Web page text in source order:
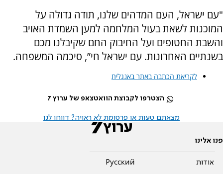
"עם ישראל, העם המדהים שלנו, תודה גדולה על
המוכנות לשאת בעול המלחמה למען השמדת האויב
והשבת החטופים ועל החיבוק החם שקיבלנו מכם
בשנתיים האחרונות. עם ישראל חי”, סיכמה המשפחה.
לקריאת הכתבה באתר באנגלית
הצטרפו לקבוצת הוואטצאפ של ערוץ 7
מצאתם טעות או פרסומת לא ראויה? דווחו לנו
פנו אלינו
אודות
Pусский